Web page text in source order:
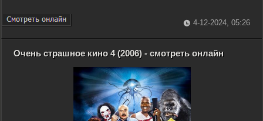
4-12-2024, 05:26
Очень страшное кино 4 (2006) - смотреть онлайн